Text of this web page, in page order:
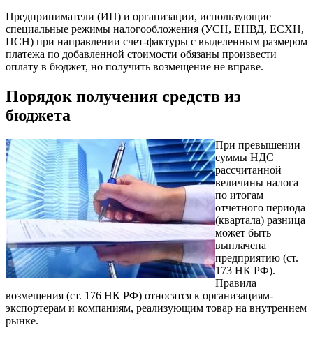
Предприниматели (ИП) и организации, использующие
специальные режимы налогообложения (УСН, ЕНВД, ЕСХН,
ПСН) при направлении счет-фактуры с выделенным размером
платежа по добавленной стоимости обязаны произвести
оплату в бюджет, но получить возмещение не вправе.
Порядок получения средств из
бюджета
При превышении
суммы НДС
рассчитанной
величины налога
по итогам
отчетного периода
(квартала) разница
может быть
выплачена
предприятию (ст.
173 НК РФ).
Правила
возмещения (ст. 176 НК РФ) относятся к организациям-
экспортерам и компаниям, реализующим товар на внутреннем
рынке.